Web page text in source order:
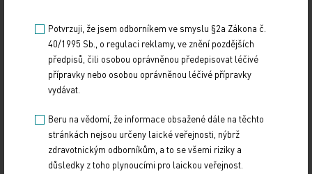
systémy s navigací
v dlouhodobém horizontu
ukazuje, že desetileté přežití je
lepší u navigačních systémů oproti robotickým
práce např. ukázala zlepšení dlouhodobého přežití
při použití navigace ve srovnání s konvenční
náhradou, kdy u navigace bylo dosahováno
Potvrzuji, že jsem odborníkem ve smyslu §2a Zákona č.
40/1995 Sb., o regulaci reklamy, ve znění pozdějších
předpisů, čili osobou oprávněnou předepisovat léčivé
přípravky nebo osobou oprávněnou léčivé přípravky
vydávat.
Beru na vědomí, že informace obsažené dále na těchto
stránkách nejsou určeny laické veřejnosti, nýbrž
zdravotnickým odborníkům, a to se všemi riziky a
důsledky z toho plynoucími pro laickou veřejnost.